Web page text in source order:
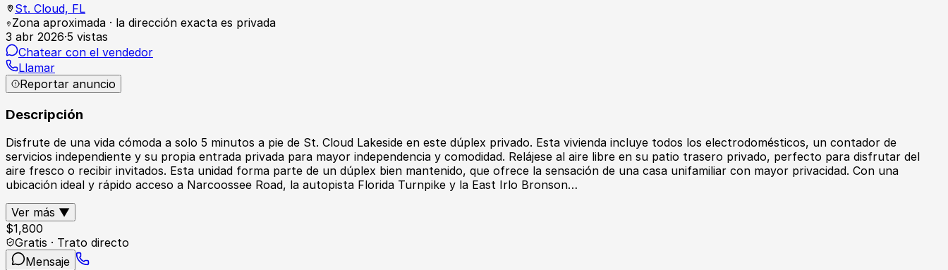
St. Cloud, FL
Zona aproximada · la dirección exacta es privada
3 abr 2026·5 vistas
Chatear con el vendedor
Llamar
Reportar anuncio
Descripción
Disfrute de una vida cómoda a solo 5 minutos a pie de St. Cloud Lakeside en este dúplex privado. Esta vivienda incluye todos los electrodomésticos, un contador de
servicios independiente y su propia entrada privada para mayor independencia y comodidad. Relájese al aire libre en su patio trasero privado, perfecto para disfrutar del
aire fresco o recibir invitados. Esta unidad forma parte de un dúplex bien mantenido, que ofrece la sensación de una casa unifamiliar con mayor privacidad. Con una
ubicación ideal y rápido acceso a Narcoossee Road, la autopista Florida Turnpike y la East Irlo Bronson…
Ver más ▼
$1,800
Gratis · Trato directo
Mensaje